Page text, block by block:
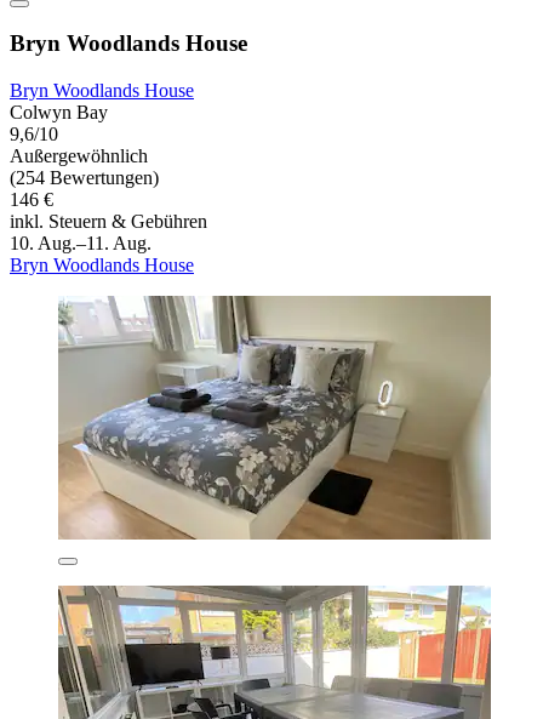
Bryn Woodlands House
Bryn Woodlands House
Colwyn Bay
9,6/10
Außergewöhnlich
(254 Bewertungen)
146 €
inkl. Steuern & Gebühren
10. Aug.–11. Aug.
Bryn Woodlands House